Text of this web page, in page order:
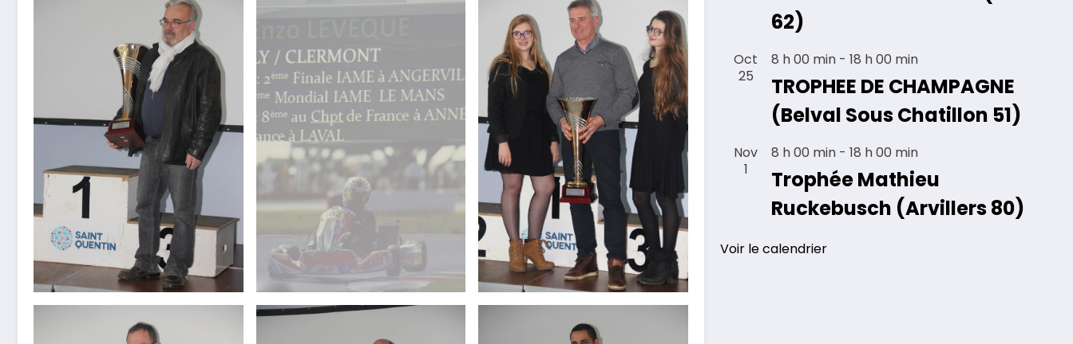
62)
Oct
25
8 h 00 min -18 h 00 min
TROPHEE DE CHAMPAGNE
(Belval Sous Chatillon 51)
Nov
1
8 h 00 min -18 h 00 min
Trophée Mathieu
Ruckebusch (Arvillers 80)
Voir le calendrier